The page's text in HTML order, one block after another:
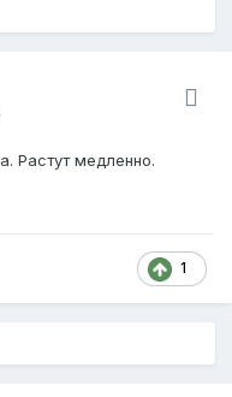
Растут медленно.
1